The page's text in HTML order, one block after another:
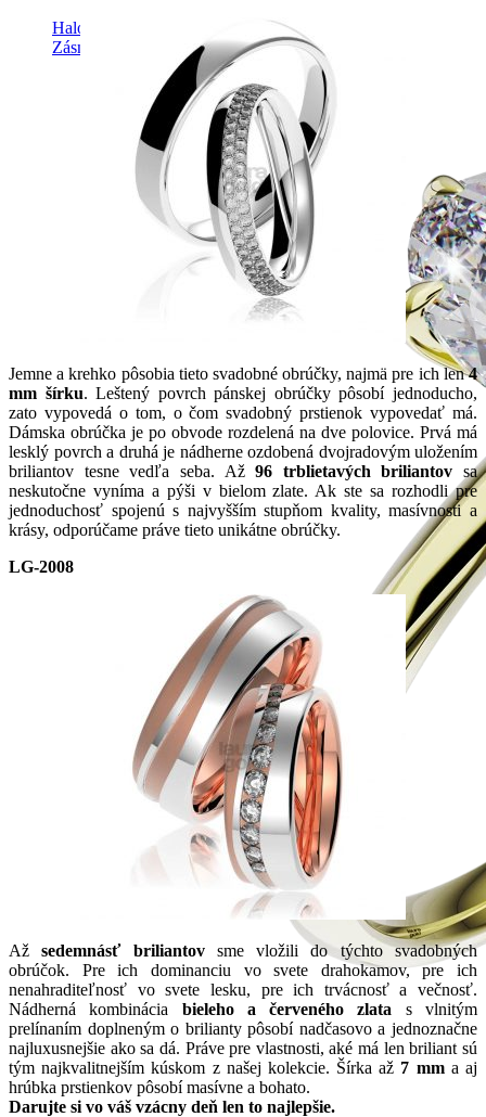
Halo design
Zásnubné prstne z kolekcie Halo Design.
Jemne a krehko pôsobia tieto svadobné obrúčky, najmä pre ich len4
mm šírku. Leštený povrch pánskej obrúčky pôsobí jednoducho,
zato vypovedá o tom, o čom svadobný prstienok vypovedať má.
Dámska obrúčka je po obvode rozdelená na dve polovice. Prvá má
lesklý povrch a druhá je nádherne ozdobená dvojradovým uložením
briliantov tesne vedľa seba. Až96 trblietavých briliantov sa
neskutočne vyníma a pýši v bielom zlate. Ak ste sa rozhodli pre
jednoduchosť spojenú s najvyšším stupňom kvality, masívnosti a
krásy, odporúčame práve tieto unikátne obrúčky.
LG-2008
Ažsedemnásť briliantovsme vložili do týchto svadobných
obrúčok. Pre ich dominanciu vo svete drahokamov, pre ich
nenahraditeľnosť vo svete lesku, pre ich trvácnosť a večnosť.
Nádherná kombinácia bieleho a červeného zlata s vlnitým
prelínaním doplneným o brilianty pôsobí nadčasovo a jednoznačne
najluxusnejšie ako sa dá. Práve pre vlastnosti, aké má len briliant sú
tým najkvalitnejším kúskom z našej kolekcie. Šírka až 7 mma aj
hrúbka prstienkov pôsobí masívne a bohato.
Darujte si vo váš vzácny deň len to najlepšie.